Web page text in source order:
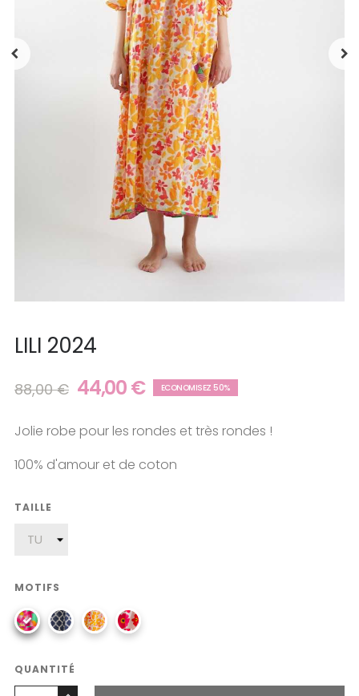
LILI 2024
88,00 € 44,00 € ECONOMISEZ 50%
Jolie robe pour les rondes et très rondes !
100% d'amour et de coton
TAILLE
MOTIFS
QUANTITÉ